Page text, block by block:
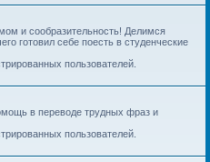
и сообразительность! Делимся
готовил себе поесть в студенческие
пользователей.
в переводе трудных фраз и
пользователей.